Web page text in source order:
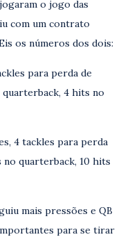
o jogo das
com um contrato
os números dos dois:
para perda de
quarterback, 4 hits no
4 tackles para perda
no quarterback, 10 hits
mais pressões e QB
para se tirar